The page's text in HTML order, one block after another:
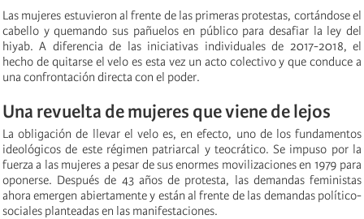
Las mujeres estuvieron al frente de las primeras protestas, cortándose el
cabello y quemando sus pañuelos en público para desafiar la ley del
hiyab. A diferencia de las iniciativas individuales de 2017-2018, el
hecho de quitarse el velo es esta vez un acto colectivo y que conduce a
una confrontación directa con el poder.
Una revuelta de mujeres que viene de lejos
La obligación de llevar el velo es, en efecto, uno de los fundamentos
ideológicos de este régimen patriarcal y teocrático. Se impuso por la
fuerza a las mujeres a pesar de sus enormes movilizaciones en 1979 para
oponerse. Después de 43 años de protesta, las demandas feministas
ahora emergen abiertamente y están al frente de las demandas político-
sociales planteadas en las manifestaciones.